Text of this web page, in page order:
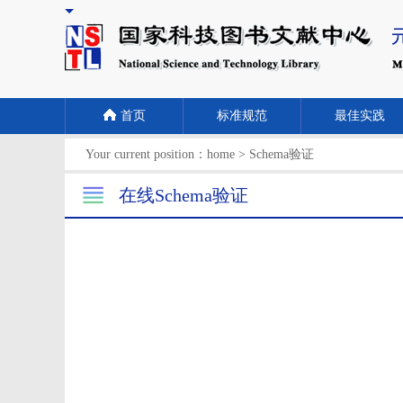
首页 标准规范 最佳实践
Your current position： home > Schema验证
在线Schema验证